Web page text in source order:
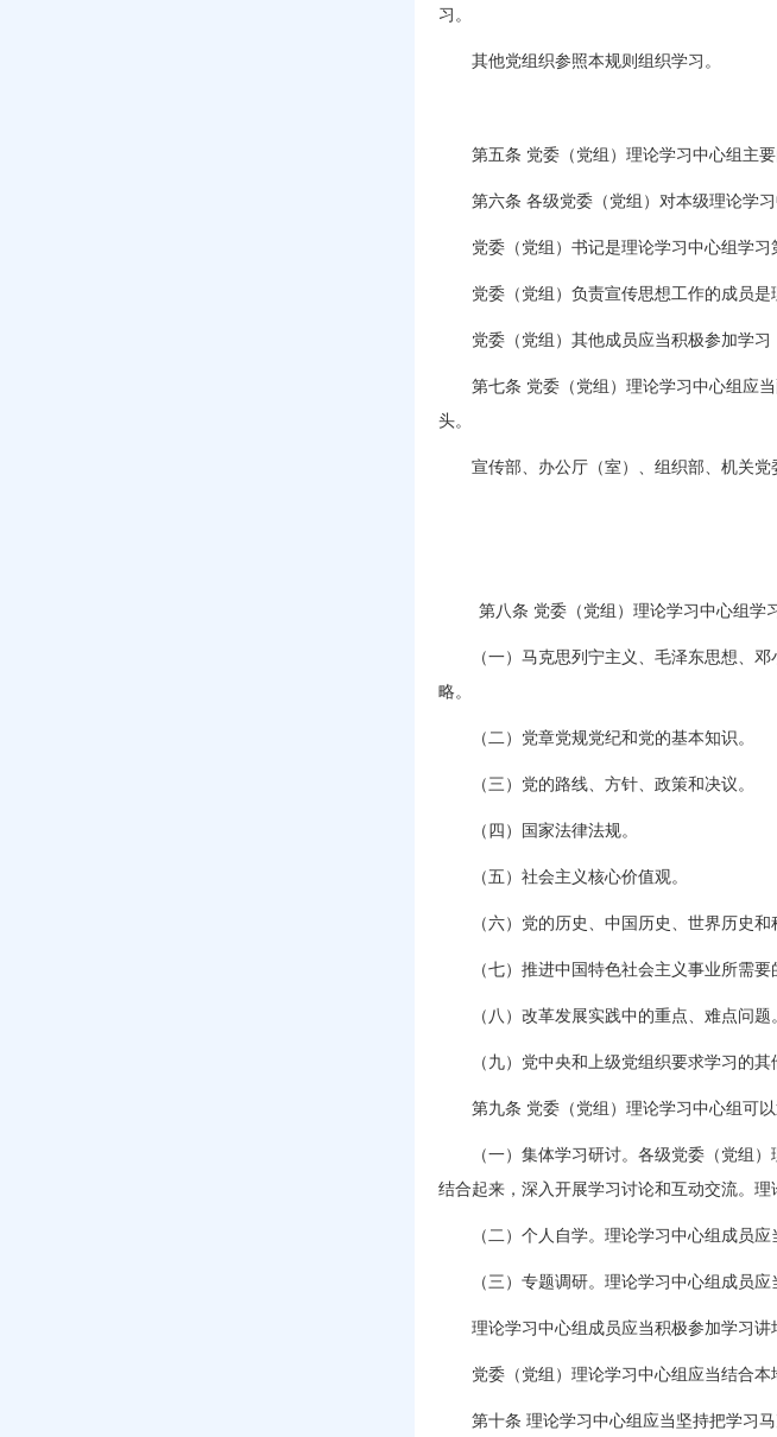
习。
其他党组织参照本规则组织学习。
第五条 党委（党组）理论学习中心组主
第六条 各级党委（党组）对本级理论学习
党委（党组）书记是理论学习中心组学习
党委（党组）负责宣传思想工作的成员是
党委（党组）其他成员应当积极参加学习
第七条 党委（党组）理论学习中心组应当
头。
宣传部、办公厅（室）、组织部、机关党
第八条 党委（党组）理论学习中心组学
（一）马克思列宁主义、毛泽东思想、邓
略。
（二）党章党规党纪和党的基本知识。
（三）党的路线、方针、政策和决议。
（四）国家法律法规。
（五）社会主义核心价值观。
（六）党的历史、中国历史、世界历史和
（七）推进中国特色社会主义事业所需要
（八）改革发展实践中的重点、难点问题
（九）党中央和上级党组织要求学习的其
第九条 党委（党组）理论学习中心组可
（一）集体学习研讨。各级党委（党组）
结合起来，深入开展学习讨论和互动交流。
（二）个人自学。理论学习中心组成员应
（三）专题调研。理论学习中心组成员应
理论学习中心组成员应当积极参加学习讲
党委（党组）理论学习中心组应当结合本
第十条 理论学习中心组应当坚持把学习马